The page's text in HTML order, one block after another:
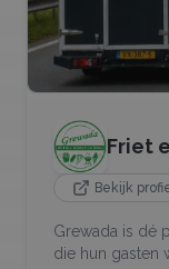
Friet
Bekijk
Grewada is dé
die hun gasten